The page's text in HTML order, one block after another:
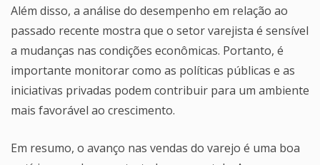
Além disso, a análise do desempenho em relação ao
passado recente mostra que o setor varejista é sensível
a mudanças nas condições econômicas. Portanto, é
importante monitorar como as políticas públicas e as
iniciativas privadas podem contribuir para um ambiente
mais favorável ao crescimento.
Em resumo, o avanço nas vendas do varejo é uma boa